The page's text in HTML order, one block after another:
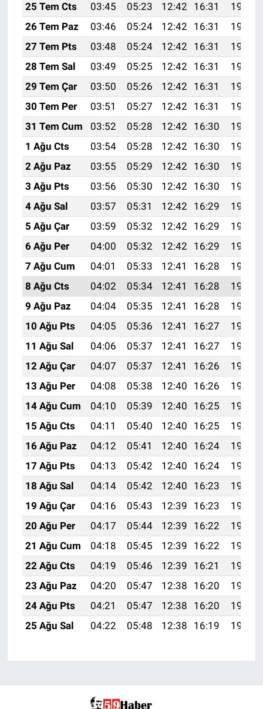
25 Tem Cts
03:45 05:23 12:42 16:31
19:51
26 Tem Paz
03:46 05:24 12:42 16:31
19:51
27 Tem Pts
03:48 05:24 12:42 16:31
19:50
28 Tem Sal
03:49 05:25 12:42 16:31
19:49
29 Tem Çar
03:50 05:26 12:42 16:31
19:48
30 Tem Per
03:51 05:27 12:42 16:31
19:47
31 Tem Cum
03:52 05:28 12:42 16:30
19:46
1 Ağu Cts
03:54 05:28 12:42 16:30
19:46
2 Ağu Paz
03:55 05:29 12:42 16:30
19:45
3 Ağu Pts
03:56 05:30 12:42 16:30
19:44
4 Ağu Sal
03:57 05:31 12:42 16:29
19:43
5 Ağu Çar
03:59 05:32 12:42 16:29
19:42
6 Ağu Per
04:00 05:32 12:42 16:29
19:41
7 Ağu Cum
04:01 05:33 12:41 16:28
19:39
8 Ağu Cts
04:02 05:34 12:41 16:28
19:38
9 Ağu Paz
04:04 05:35 12:41 16:28
19:37
10 Ağu Pts
04:05 05:36 12:41 16:27
19:36
11 Ağu Sal
04:06 05:37 12:41 16:27
19:35
12 Ağu Çar
04:07 05:37 12:41 16:26
19:34
13 Ağu Per
04:08 05:38 12:40 16:26
19:33
14 Ağu Cum
04:10 05:39 12:40 16:25
19:32
15 Ağu Cts
04:11 05:40 12:40 16:25
19:30
16 Ağu Paz
04:12 05:41 12:40 16:24
19:29
17 Ağu Pts
04:13 05:42 12:40 16:24
19:28
18 Ağu Sal
04:14 05:42 12:40 16:23
19:27
19 Ağu Çar
04:16 05:43 12:39 16:23
19:25
20 Ağu Per
04:17 05:44 12:39 16:22
19:24
21 Ağu Cum
04:18 05:45 12:39 16:22
19:23
22 Ağu Cts
04:19 05:46 12:39 16:21
19:21
23 Ağu Paz
04:20 05:47 12:38 16:20
19:20
24 Ağu Pts
04:21 05:47 12:38 16:20
19:19
25 Ağu Sal
04:22 05:48 12:38 16:19 19:17